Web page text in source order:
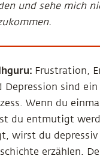
und sehe mich
Frustration,
Depression sind
Wenn du
du entmutigt
wirst du depressiv
erzählen.